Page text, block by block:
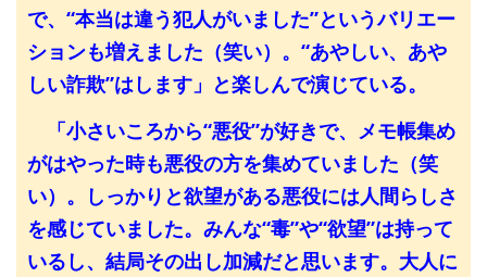
で、“本当は違う犯人がいました”というバリエー
ションも増えました（笑い）。“あやしい、あや
しい詐欺”はします」と楽しんで演じている。
「小さいころから“悪役”が好きで、メモ帳集め
がはやった時も悪役の方を集めていました（笑
い）。しっかりと欲望がある悪役には人間らしさ
を感じていました。みんな“毒”や“欲望”は持って
いるし、結局その出し加減だと思います。大人に